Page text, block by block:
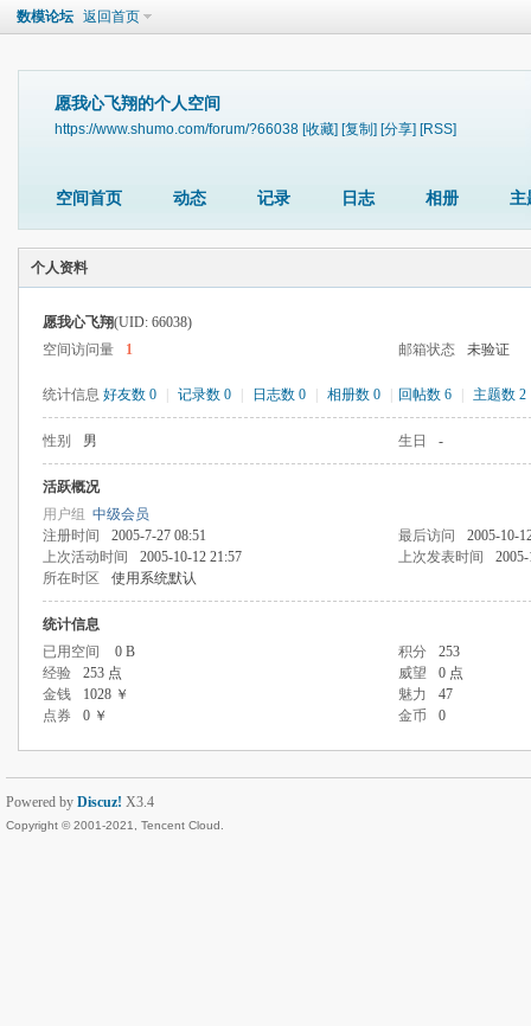
数模论坛 返回首页
愿我心飞翔的个人空间
https://www.shumo.com/forum/?66038 [收藏] [复制] [分享] [RSS]
空间首页 动态 记录 日志 相册 主
个人资料
愿我心飞翔(UID: 66038)
空间访问量
1 邮箱状态 未验证
统计信息 好友数 0 记录数 0 日志数 0 相册数 0 回帖数 6 主题数 2
性别 男 生日 -
活跃概况
用户组 中级会员
注册时间
2005-7-27 08:51 最后访问
2005-10-
上次活动时间
2005-10-12 21:57 上次发表时间
所在时区
使用系统默认
统计信息
已用空间
0 B 积分
253
经验
253 点 威望
0 点
金钱
1028 ￥ 魅力
47
点券
0 ￥ 金币 0
Powered by Discuz! X3.4
Copyright © 2001-2021, Tencent Cloud.